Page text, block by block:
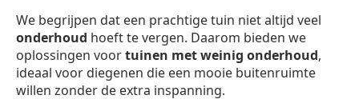
We begrijpen dat een prachtige tuin niet altijd veel
onderhoud hoeft te vergen. Daarom bieden we
oplossingen voortuinen met weinig onderhoud,
ideaal voor diegenen die een mooie buitenruimte
willen zonder de extra inspanning.